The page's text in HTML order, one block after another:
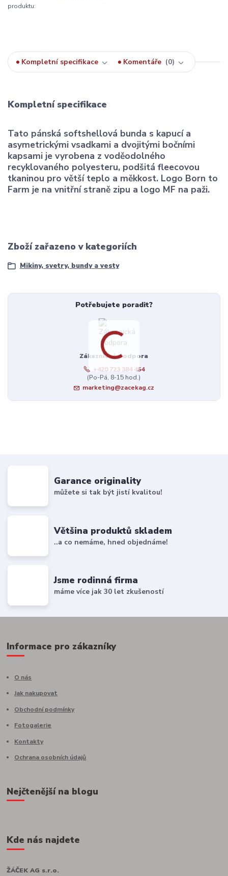
produktu:
Kompletní specifikace Komentáře 0
Kompletní specifikace
Tato pánská softshellová bunda s kapucí a
asymetrickými vsadkami a dvojitými bočními
kapsami je vyrobena z voděodolného
recyklovaného polyesteru, podšitá fleecovou
tkaninou pro větší teplo a měkkost. Logo Born to
Farm je na vnitřní straně zipu a logo MF na paži.
Zboží zařazeno v kategoriích
Mikiny, svetry, bundy a vesty
Potřebujete poradit?
Zákaznická podpora
+420 723 384 454
(Po-Pá, 8-15 hod.)
marketing@zacekag.cz
Garance originality
můžete si tak být jistí kvalitou!
Většina produktů skladem
..a co nemáme, hned objednáme!
Jsme rodinná firma
máme více jak 30 let zkušeností
Informace pro zákazníky
O nás
Jak nakupovat
Obchodní podmínky
Fotogalerie
Kontakty
Ochrana osobních údajů
Nejčtenější na blogu
Kde nás najdete
ŽÁČEK AG s.r.o.